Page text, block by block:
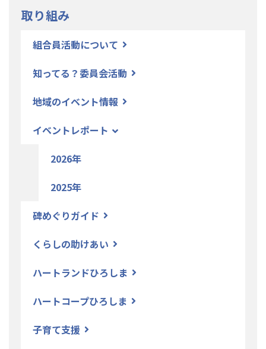
取り組み
組合員活動について
知ってる？委員会活動
地域のイベント情報
イベントレポート
2026年
2025年
碑めぐりガイド
くらしの助けあい
ハートランドひろしま
ハートコープひろしま
子育て支援